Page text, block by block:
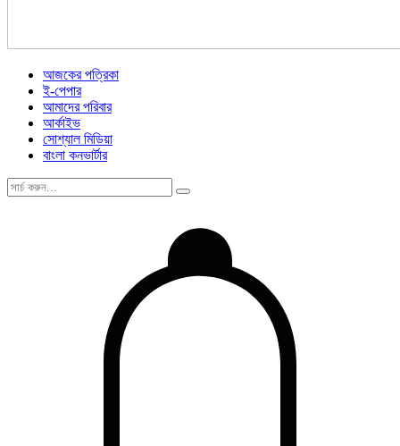
আজকের পত্রিকা
ই-পেপার
আমাদের পরিবার
আর্কাইভ
সোশ্যাল মিডিয়া
বাংলা কনভার্টার